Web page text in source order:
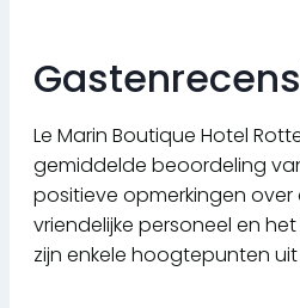
Le Marin Boutique Hotel
gemiddelde beoordeling
positieve opmerkingen
vriendelijke personeel en
zijn enkele hoogtepunten